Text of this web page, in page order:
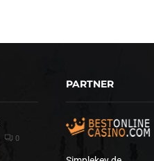
0
PARTNER